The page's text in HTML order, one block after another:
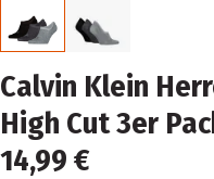
Calvin Klein
High Cut 3er
14,99 €